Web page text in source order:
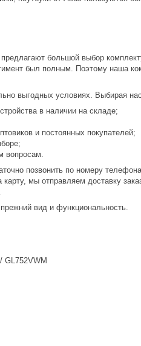
большой выбор
был полным. Поэтому наша
выгодных условиях. Выбирая
в наличии на складе;
и постоянных покупателей;
вопросам.
позвонить по номеру
мы отправляем доставку
вид и функциональность.
GL752VWM